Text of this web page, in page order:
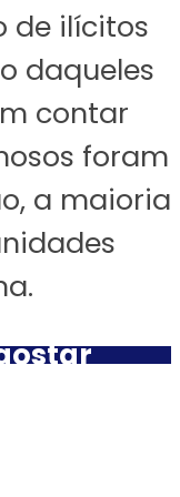
de ilícitos
daqueles
contar
foram
a maioria